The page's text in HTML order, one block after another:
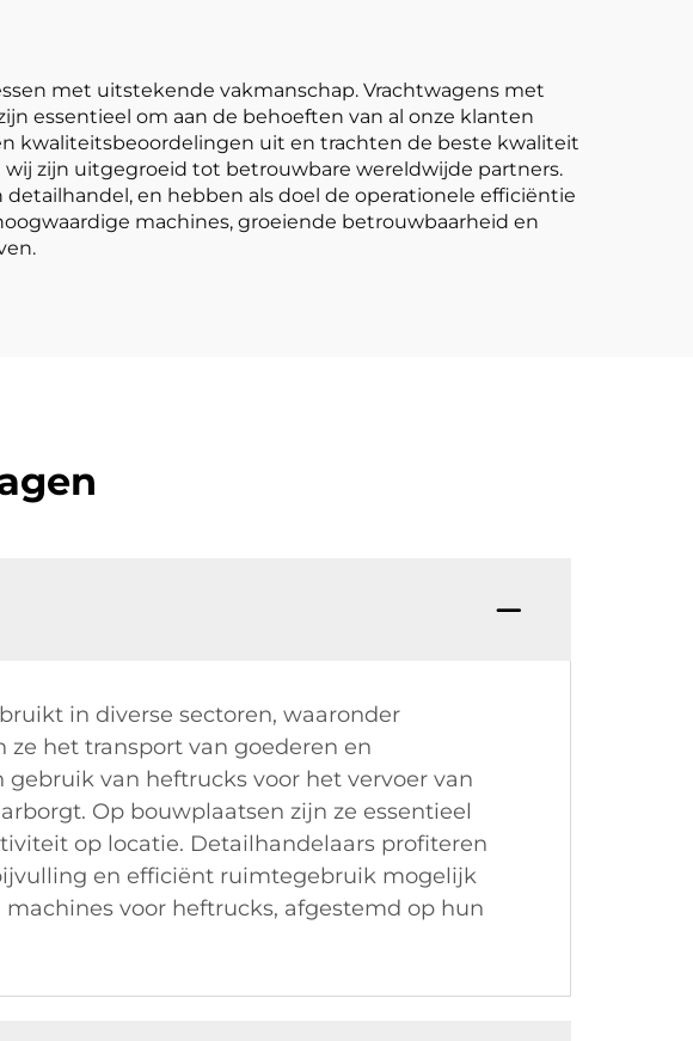
met uitstekende vakmanschap. Vrachtwagens met
essentieel om aan de behoeften van al onze klanten
kwaliteitsbeoordelingen uit en trachten de beste kwaliteit
zijn uitgegroeid tot betrouwbare wereldwijde partners.
en hebben als doel de operationele efficiëntie
machines, groeiende betrouwbaarheid en
in diverse sectoren, waaronder
het transport van goederen en
van heftrucks voor het vervoer van
Op bouwplaatsen zijn ze essentieel
op locatie. Detailhandelaars profiteren
en efficiënt ruimtegebruik mogelijk
voor heftrucks, afgestemd op hun